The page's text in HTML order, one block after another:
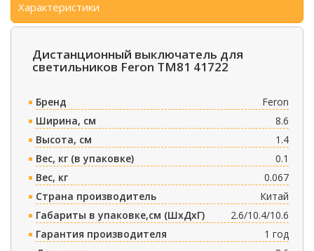
Характеристики
Дистанционный выключатель для
светильников Feron TM81 41722
Бренд
Feron
Ширина, см
8.6
Высота, см
1.4
Вес, кг (в упаковке)
0.1
Вес, кг
0.067
Страна производитель
Китай
Габариты в упаковке,см (ШxДxГ)
2.6/10.4/10.6
Гарантия производителя
1 год